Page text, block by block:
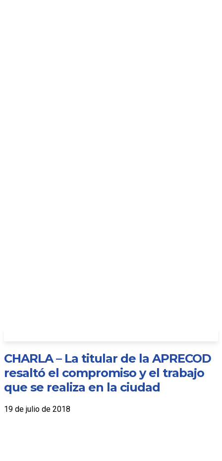
CHARLA – La titular de la APRECOD
resaltó el compromiso y el trabajo
que se realiza en la ciudad
19 de julio de 2018